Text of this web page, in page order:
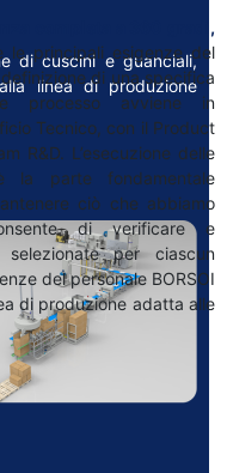
completa a 360 gradi,
principali esigenze del
di una specifica
processo avviene in
Tecnico, con il Product
R&D. L’esecuzione delle
la parte fondamentale
ciò che abbiamo
di verificare e
per ciascun
del personale BORSOI
di produzione adatta alle
di cuscini e guanciali,
linea di produzione